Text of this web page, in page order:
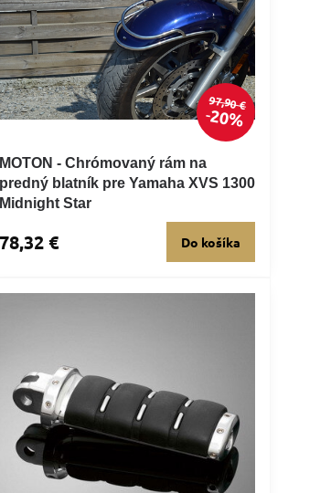
97,90 €
20%
MOTON - Chrómovaný rám na
predný blatník pre Yamaha XVS 1300
Midnight Star
78,32 € Do košíka